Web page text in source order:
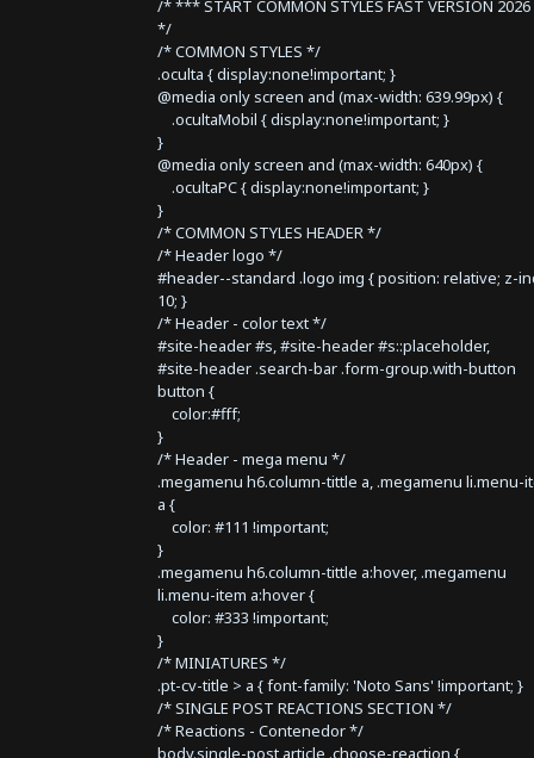
/* *** START COMMON STYLES FAST VERSION
*/
/* COMMON STYLES */
.oculta { display:none!important; }
@media only screen and (max-width: 639.99px) {
.ocultaMobil { display:none!important; }
}
@media only screen and (max-width: 640px) {
.ocultaPC { display:none!important; }
}
/* COMMON STYLES HEADER */
/* Header logo */
#header--standard .logo img { position: relative; z-
10; }
/* Header - color text */
#site-header #s, #site-header #s::placeholder,
#site-header .search-bar .form-group.with-button
button {
color:#fff;
}
/* Header - mega menu */
.megamenu h6.column-tittle a, .megamenu li.menu-
a {
color: #111 !important;
}
.megamenu h6.column-tittle a:hover, .megamenu
li.menu-item a:hover {
color: #333 !important;
}
/* MINIATURES */
.pt-cv-title > a { font-family: 'Noto Sans' !important; }
/* SINGLE POST REACTIONS SECTION */
/* Reactions - Contenedor */
body.single-post article .choose-reaction {